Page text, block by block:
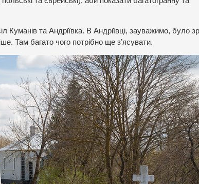
Куманів та Андріївка. В Андріївці, зауважимо, було
Там багато чого потрібно ще з’ясувати.